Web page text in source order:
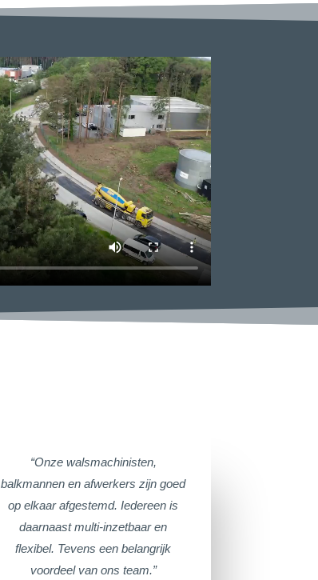
“Onze walsmachinisten,
balkmannen en afwerkers zijn goed
op elkaar afgestemd. Iedereen is
daarnaast multi-inzetbaar en
flexibel. Tevens een belangrijk
voordeel van ons team.”